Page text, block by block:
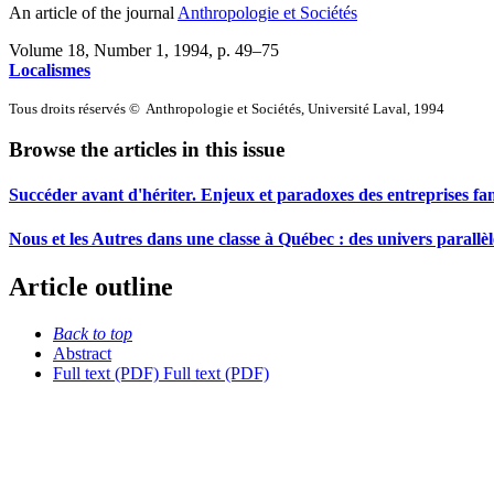
An article of the journal Anthropologie et Sociétés
Volume 18, Number 1, 1994, p. 49–75
Localismes
Tous droits réservés © Anthropologie et Sociétés, Université Laval, 1994
Browse the articles in this issue
Succéder avant d'hériter. Enjeux et paradoxes des entreprises
Nous et les Autres dans une classe à Québec : des univers
Article outline
Back to top
Abstract
Full text (PDF) Full text (PDF)